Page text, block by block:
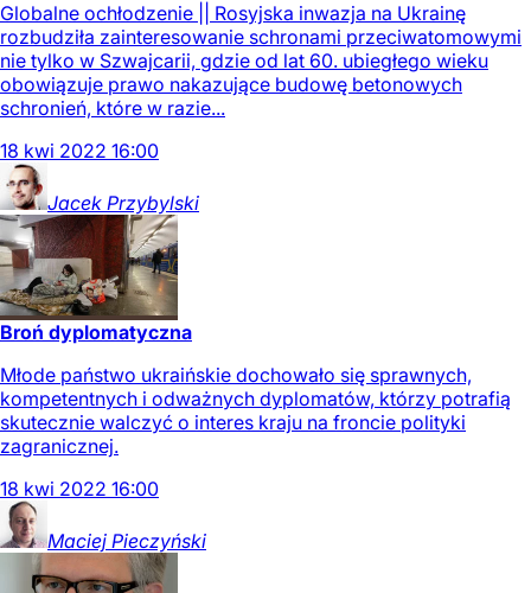
Globalne ochłodzenie || Rosyjska inwazja na Ukrainę
rozbudziła zainteresowanie schronami przeciwatomowymi
nie tylko w Szwajcarii, gdzie od lat 60. ubiegłego wieku
obowiązuje prawo nakazujące budowę betonowych
schronień, które w razie...
18 kwi 2022 16:00
Jacek Przybylski
Broń dyplomatyczna
Młode państwo ukraińskie dochowało się sprawnych,
kompetentnych i odważnych dyplomatów, którzy potrafią
skutecznie walczyć o interes kraju na froncie polityki
zagranicznej.
18 kwi 2022 16:00
Maciej Pieczyński